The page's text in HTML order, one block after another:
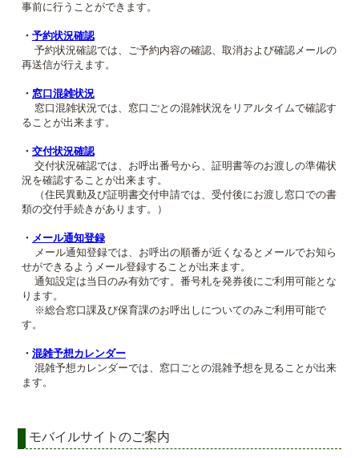
混雑予想カレンダー
事前に行うことができます。
・ 予約状況確認
予約状況確認では、ご予約内容の確認、取消および確認メールの
再送信が行えます。
・ 窓口混雑状況
窓口混雑状況では、窓口ごとの混雑状況をリアルタイムで確認す
ることが出来ます。
・ 交付状況確認
交付状況確認では、お呼出番号から、証明書等のお渡しの準備状
況を確認することが出来ます。
（住民異動及び証明書交付申請では、受付後にお渡し窓口での書
類の交付手続きがあります。）
・ メール通知登録
メール通知登録では、お呼出の順番が近くなるとメールでお知ら
せができるようメール登録することが出来ます。
通知設定は当日のみ有効です。番号札を発券後にご利用可能とな
ります。
※総合窓口課及び保育課のお呼出しについてのみご利用可能で
す。
・ 混雑予想カレンダー
混雑予想カレンダーでは、窓口ごとの混雑予想を見ることが出来
ます。
モバイルサイトのご案内